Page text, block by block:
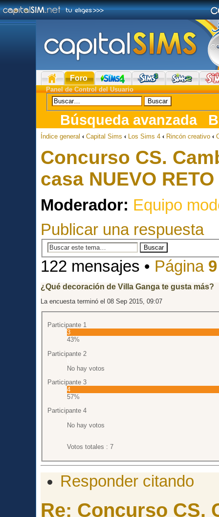
Foro
Panel de Control del Usuario
Búsqueda avanzada
Índice general ‹ Capital Sims ‹ Los Sims 4 ‹ Rincón creativo ‹
Concurso CS.
casa NUEVO
Moderador: Equipo
Publicar una respuesta
122 mensajes • Página 9
¿Qué decoración de Villa Ganga te gusta más?
La encuesta terminó el 08 Sep 2015, 09:07
Participante 1
3
43%
Participante 2
No hay votos
Participante 3
4
57%
Participante 4
No hay votos
Votos totales : 7
Responder citando
Re: Concurso CS.